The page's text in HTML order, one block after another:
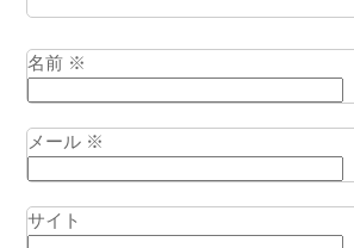
名前 ※
メール ※
サイト